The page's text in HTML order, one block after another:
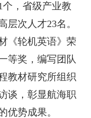
，省级产业教
层次人才23名。
《轮机英语》荣
等奖，编写团队
教材研究所组织
谈，彰显航海职
优势成果。